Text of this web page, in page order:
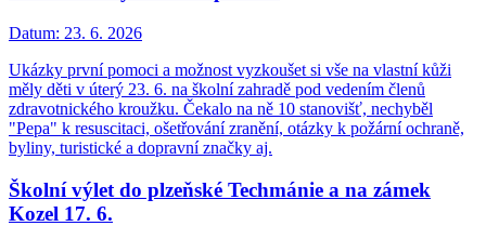
Datum: 23. 6. 2026
Ukázky první pomoci a možnost vyzkoušet si vše na vlastní kůži
měly děti v úterý 23. 6. na školní zahradě pod vedením členů
zdravotnického kroužku. Čekalo na ně 10 stanovišť, nechyběl
"Pepa" k resuscitaci, ošetřování zranění, otázky k požární ochraně,
byliny, turistické a dopravní značky aj.
Školní výlet do plzeňské Techmánie a na zámek
Kozel 17. 6.